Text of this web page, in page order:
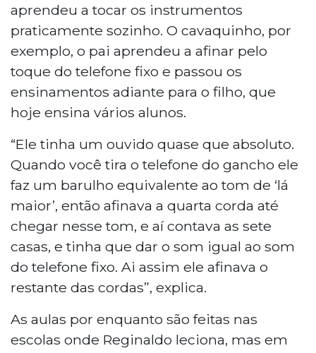
aprendeu a tocar os instrumentos
praticamente sozinho. O cavaquinho, por
exemplo, o pai aprendeu a afinar pelo
toque do telefone fixo e passou os
ensinamentos adiante para o filho, que
hoje ensina vários alunos.
“Ele tinha um ouvido quase que absoluto.
Quando você tira o telefone do gancho ele
faz um barulho equivalente ao tom de ‘lá
maior’, então afinava a quarta corda até
chegar nesse tom, e aí contava as sete
casas, e tinha que dar o som igual ao som
do telefone fixo. Ai assim ele afinava o
restante das cordas”, explica.
As aulas por enquanto são feitas nas
escolas onde Reginaldo leciona, mas em